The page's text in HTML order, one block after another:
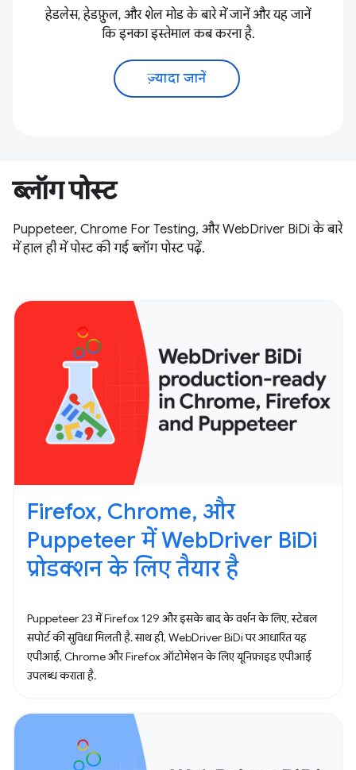
हेडलेस, हेडफ़ुल, और शेल मोड के बारे में जानें और यह जानें
कि इनका इस्तेमाल कब करना है.
ज़्यादा जानें
ब्लॉग पोस्ट
Puppeteer, Chrome For Testing, और WebDriver BiDi के बारे
में हाल ही में पोस्ट की गई ब्लॉग पोस्ट पढ़ें.
Firefox, Chrome, और
Puppeteer में WebDriver BiDi
प्रोडक्शन के लिए तैयार है
Puppeteer 23 में Firefox 129 और इसके बाद के वर्शन के लिए, स्टेबल
सपोर्ट की सुविधा मिलती है. साथ ही, WebDriver BiDi पर आधारित यह
एपीआई, Chrome और Firefox ऑटोमेशन के लिए यूनिफ़ाइड एपीआई
उपलब्ध कराता है.